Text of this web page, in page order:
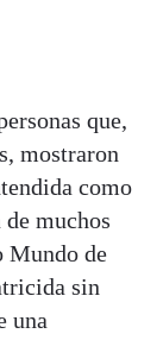
que,
mostraron
como
muchos
Mundo de
sin
una